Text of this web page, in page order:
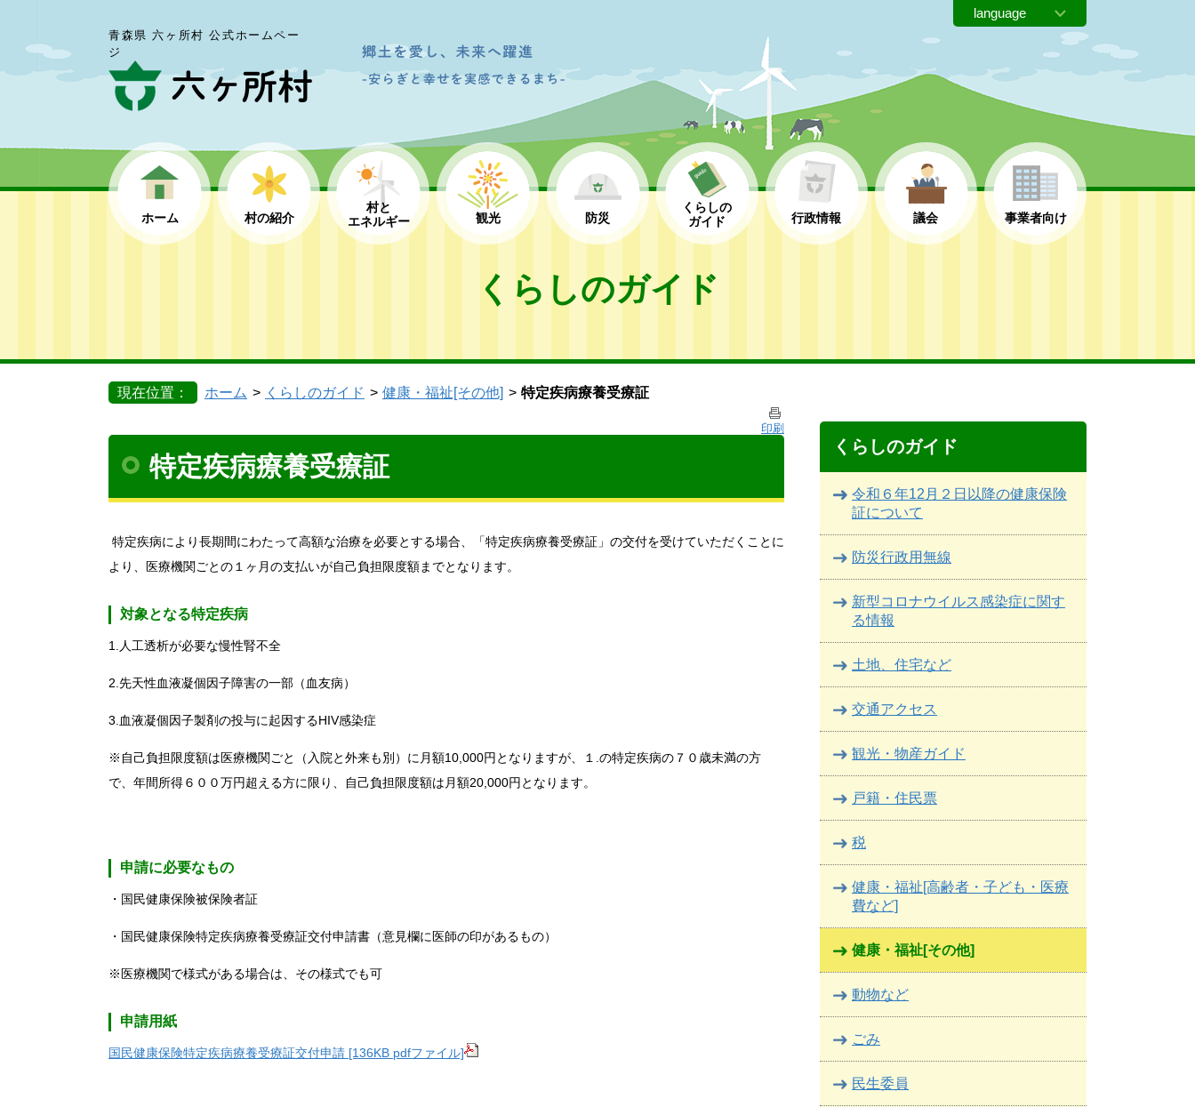
青森県 六ヶ所村 公式ホームペー
ジ
ホーム 村の紹介
村と
エネルギー
観光 防災
くらしの
ガイド
行政情報 議会 事業者向け
くらしのガイド
現在位置： ホーム くらしのガイド 健康・福祉[その他] 特定疾病療養受療証
くらしのガイド
令和６年12月２日以降の健康保険
証について
防災行政用無線
新型コロナウイルス感染症に関す
る情報
土地、住宅など
交通アクセス
観光・物産ガイド
戸籍・住民票
税
健康・福祉[高齢者・子ども・医療
費など]
健康・福祉[その他]
動物など
ごみ
民生委員
印刷
特定疾病療養受療証
特定疾病により長期間にわたって高額な治療を必要とする場合、「特定疾病療養受療証」の交付を受けていただくことに
より、医療機関ごとの１ヶ月の支払いが自己負担限度額までとなります。
対象となる特定疾病
1.人工透析が必要な慢性腎不全
2.先天性血液凝個因子障害の一部（血友病）
3. 血液凝個因子製剤の投与に起因するHIV感染症
※自己負担限度額は医療機関ごと（入院と外来も別）に月額10,000円となりますが、１.の特定疾病の７０歳未満の方
で、年間所得６００万円超える方に限り、自己負担限度額は月額20,000円となります。
申請に必要なもの
・国民健康保険被保険者証
・国民健康保険特定疾病療養受療証交付申請書（意見欄に医師の印があるもの）
※医療機関で様式がある場合は、その様式でも可
申請用紙
国民健康保険特定疾病療養受療証交付申請 [136KB pdfファイル]